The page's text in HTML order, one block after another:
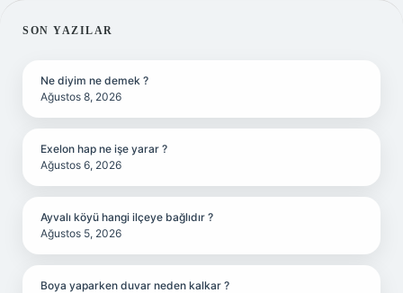
SIDEBAR
SON YAZILAR
Ne diyim ne demek ?
Ağustos 8, 2026
Exelon hap ne işe yarar ?
Ağustos 6, 2026
Ayvalı köyü hangi ilçeye bağlıdır ?
Ağustos 5, 2026
Boya yaparken duvar neden kalkar ?